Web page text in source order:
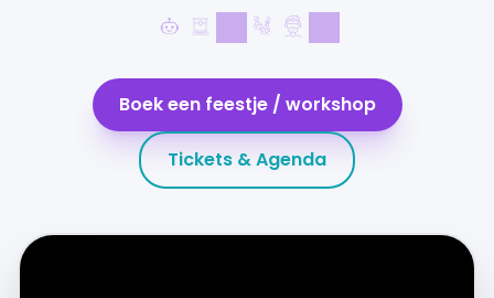
Boek een feestje / workshop
Tickets & Agenda